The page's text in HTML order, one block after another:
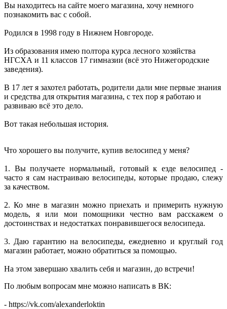
Вы находитесь на сайте моего магазина, хочу немного
познакомить вас с собой.
Родился в 1998 году в Нижнем Новгороде.
Из образования имею полтора курса лесного хозяйства
НГСХА и 11 классов 17 гимназии (всё это Нижегородские
заведения).
В 17 лет я захотел работать, родители дали мне первые знания
и средства для открытия магазина, с тех пор я работаю и
развиваю всё это дело.
Вот такая небольшая история.
Что хорошего вы получите, купив велосипед у меня?
1. Вы получаете нормальный, готовый к езде велосипед -
часто я сам настраиваю велосипеды, которые продаю, слежу
за качеством.
2. Ко мне в магазин можно приехать и примерить нужную
модель, я или мои помощники честно вам расскажем о
достоинствах и недостатках понравившегося велосипеда.
3. Даю гарантию на велосипеды, ежедневно и круглый год
магазин работает, можно обратиться за помощью.
На этом завершаю хвалить себя и магазин, до встречи!
По любым вопросам мне можно написать в ВК:
- https://vk.com/alexanderloktin